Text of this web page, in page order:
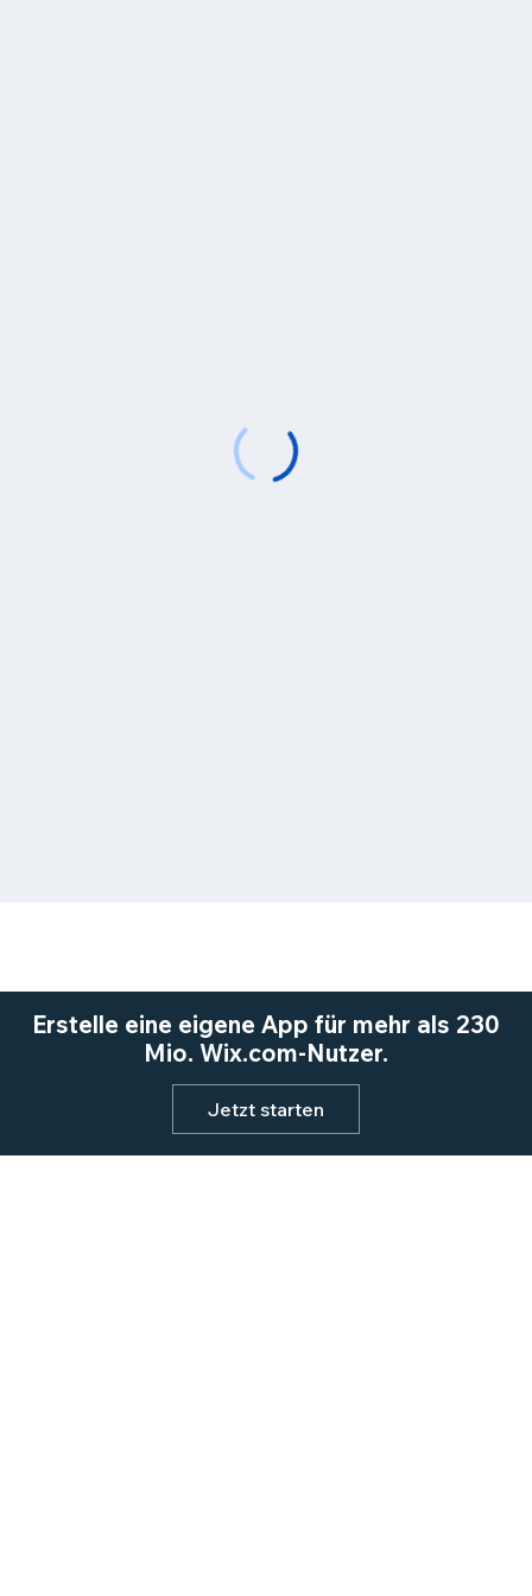
Erstelle eine eigene App für mehr als 230
Mio. Wix.com-Nutzer.
Jetzt starten